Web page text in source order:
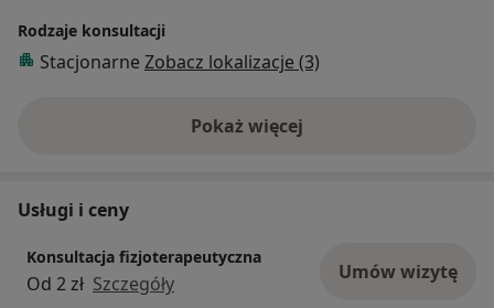
Rodzaje konsultacji
Stacjonarne Zobacz lokalizacje (3)
Pokaż więcejo doświadczeniu
Usługi i ceny
Konsultacja fizjoterapeutyczna
Od 2 zł Szczegóły Umów wizytę